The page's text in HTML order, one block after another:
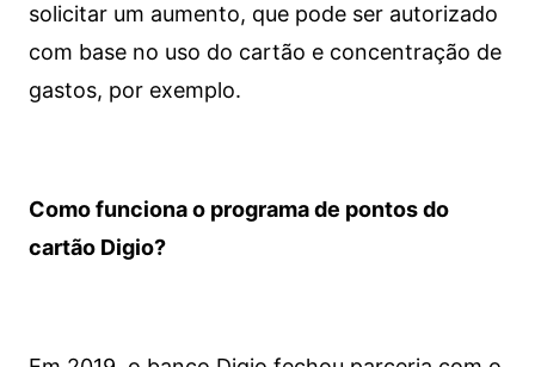
solicitar um aumento, que pode ser autorizado
com base no uso do cartão e concentração de
gastos, por exemplo.
Como funciona o programa de pontos do
cartão Digio?